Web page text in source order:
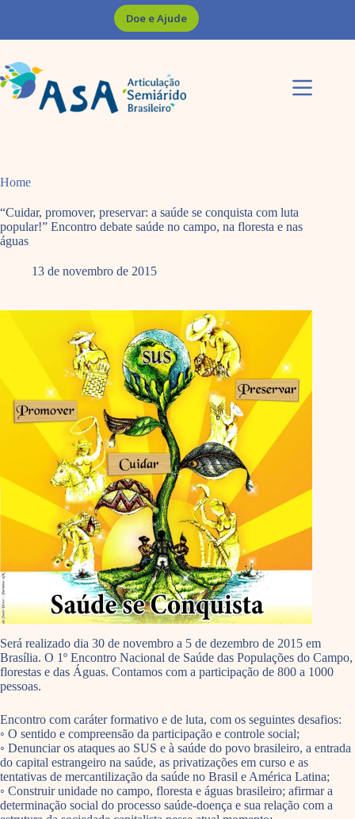
Doe e Ajude
Home
“Cuidar, promover, preservar: a saúde se conquista com luta
popular!” Encontro debate saúde no campo, na floresta e nas
águas
13 de novembro de 2015
Será realizado dia 30 de novembro a 5 de dezembro de 2015 em
Brasília. O 1º Encontro Nacional de Saúde das Populações do Campo,
florestas e das Águas. Contamos com a participação de 800 a 1000
pessoas.
Encontro com caráter formativo e de luta, com os seguintes desafios:
◦ O sentido e compreensão da participação e controle social;
◦ Denunciar os ataques ao SUS e à saúde do povo brasileiro, a entrada
do capital estrangeiro na saúde, as privatizações em curso e as
tentativas de mercantilização da saúde no Brasil e América Latina;
◦ Construir unidade no campo, floresta e águas brasileiro; afirmar a
determinação social do processo saúde-doença e sua relação com a